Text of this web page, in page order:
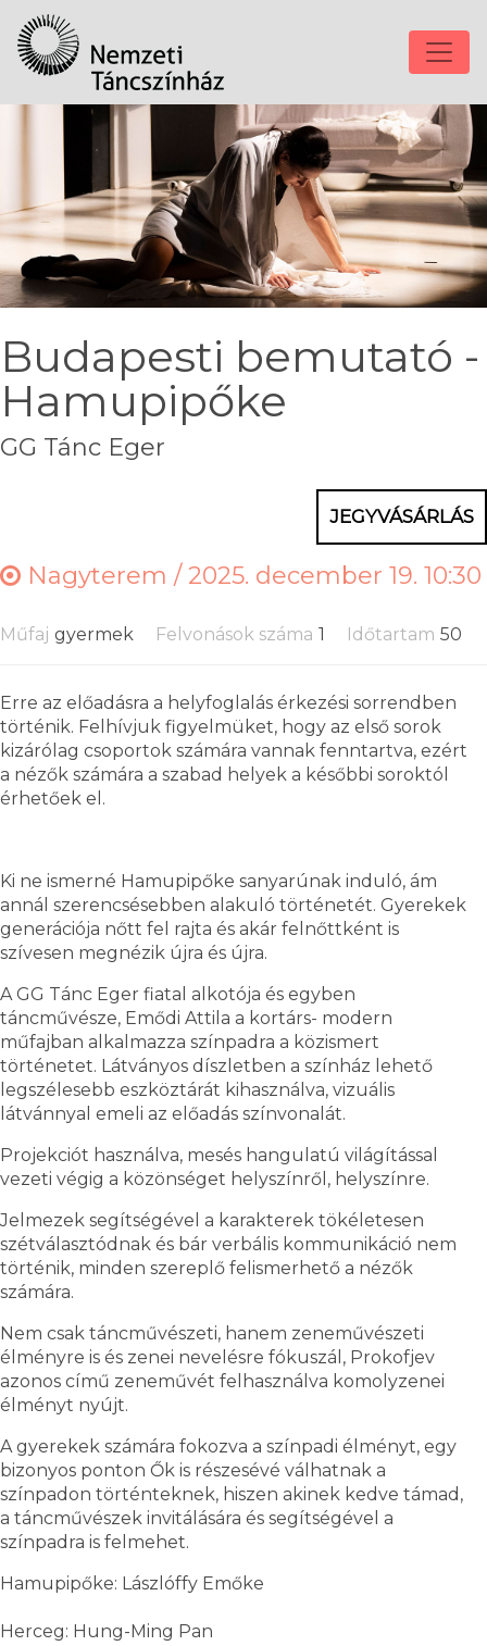
Budapesti bemutató -
Hamupipőke
GG Tánc Eger
JEGYVÁSÁRLÁS
Nagyterem /2025. december 19. 10:30
Műfaj gyermek Felvonások száma 1 Időtartam 50
Erre az előadásra a helyfoglalás érkezési sorrendben
történik. Felhívjuk figyelmüket, hogy az első sorok
kizárólag csoportok számára vannak fenntartva, ezért
a nézők számára a szabad helyek a későbbi soroktól
érhetőek el.
Ki ne ismerné Hamupipőke sanyarúnak induló, ám
annál szerencsésebben alakuló történetét. Gyerekek
generációja nőtt fel rajta és akár felnőttként is
szívesen megnézik újra és újra.
A GG Tánc Eger fiatal alkotója és egyben
táncművésze, Emődi Attila a kortárs- modern
műfajban alkalmazza színpadra a közismert
történetet. Látványos díszletben a színház lehető
legszélesebb eszköztárát kihasználva, vizuális
látvánnyal emeli az előadás színvonalát.
Projekciót használva, mesés hangulatú világítással
vezeti végig a közönséget helyszínről, helyszínre.
Jelmezek segítségével a karakterek tökéletesen
szétválasztódnak és bár verbális kommunikáció nem
történik, minden szereplő felismerhető a nézők
számára.
Nem csak táncművészeti, hanem zeneművészeti
élményre is és zenei nevelésre fókuszál, Prokofjev
azonos című zeneművét felhasználva komolyzenei
élményt nyújt.
A gyerekek számára fokozva a színpadi élményt, egy
bizonyos ponton Ők is részesévé válhatnak a
színpadon történteknek, hiszen akinek kedve támad,
a táncművészek invitálására és segítségével a
színpadra is felmehet.
Hamupipőke: Lászlóffy Emőke
Herceg: Hung-Ming Pan